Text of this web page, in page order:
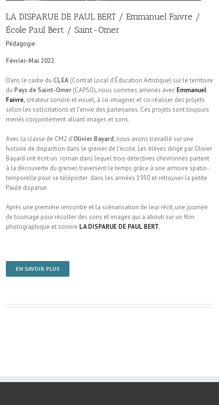
LA DISPARUE DE PAUL BERT / Emmanuel Faivre /
École Paul Bert / Saint-Omer
Pédagogie
Février-Mai 2022
Dans le cadre du CLEA (Contrat Local d’Éducation Artistique) sur le territoire
du Pays de Saint-Omer (CAPSO), nous sommes amenés avec Emmanuel
Faivre, créateur sonore et visuel, à co-imaginer et co-réaliser des projets
selon les sollicitations et l’envie des partenaires. Ces projets sont toujours
menés conjointement alliant images et sons.
Avec la classe de CM2 d’Olivier Bayard, nous avons travaillé sur une
histoire de disparition dans le grenier de l’école. Les élèves dirigé par Olivier
Bayard ont écrit un roman dans lequel trois détectives chevronnés partent
à la découverte du grenier, traversent le temps grâce à une armoire spatio-
temporelle pour se téléporter dans les années 1950 et retrouver la petite
Paule disparue.
Après une première rencontre et la scénarisation de leur récit, une journée
de tournage pour récolter des sons et images qui a abouti sur un film
photographique et sonore LA DISPARUE DE PAUL BERT.
EN SAVOIR PLUS